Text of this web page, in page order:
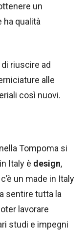
un
qualità
riuscire ad
alle
così nuovi.
Tompoma si
Italy è design,
un made in Italy
sentire tutta la
lavorare
studi e impegni